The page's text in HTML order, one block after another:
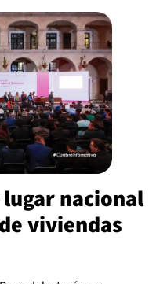
nacional
viviendas